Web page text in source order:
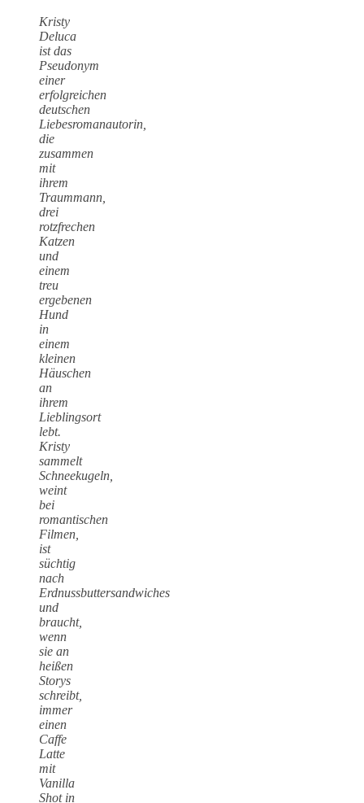
Kristy
Deluca
ist das
Pseudonym
einer
erfolgreichen
deutschen
Liebesromanautorin,
die
zusammen
mit
ihrem
Traummann,
drei
rotzfrechen
Katzen
und
einem
treu
ergebenen
Hund
in
einem
kleinen
Häuschen
an
ihrem
Lieblingsort
lebt.
Kristy
sammelt
Schneekugeln,
weint
bei
romantischen
Filmen,
ist
süchtig
nach
Erdnussbuttersandwiches
und
braucht,
wenn
sie an
heißen
Storys
schreibt,
immer
einen
Caffe
Latte
mit
Vanilla
Shot in